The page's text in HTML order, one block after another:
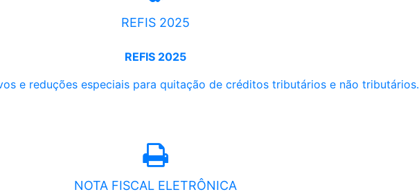
REFIS 2025
REFIS 2025
e reduções especiais para quitação de créditos tributários e não tributários.
NOTA FISCAL ELETRÔNICA